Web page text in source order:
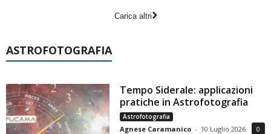
Carica altri
ASTROFOTOGRAFIA
Tempo Siderale: applicazioni
pratiche in Astrofotografia
Astrofotografia
Agnese Caramanico - 10 Luglio 2026 0